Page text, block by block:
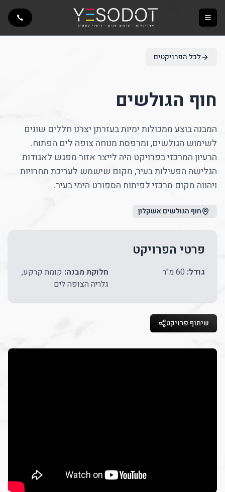
Toggle menu
לכל הפרויקטים
חוף הגולשים
המבנה בוצע ממכולות ימיות בעזרתן יצרנו חללים שונים
לשימוש הגולשים, ומרפסת מנוחה צופה לים הפתוח.
הרעיון המרכזי בפרויקט היה לייצר אזור מפגש לאגודות
הגלישה הפעילות בעיר, מקום שישמש לעריכת תחרויות
ויהווה מקום מרכזי לפיתוח הספורט הימי בעיר.
חוף הגולשים אשקלון
פרטי הפרויקט
גודל: 60 מ"ר חלוקת מבנה: קומת קרקע,
גלריה הצופה לים
שיתוף פרויקט